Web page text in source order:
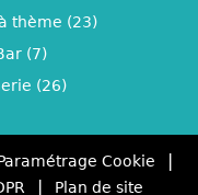
thème (23)
(7)
(26)
Cookie |
| Plan de site